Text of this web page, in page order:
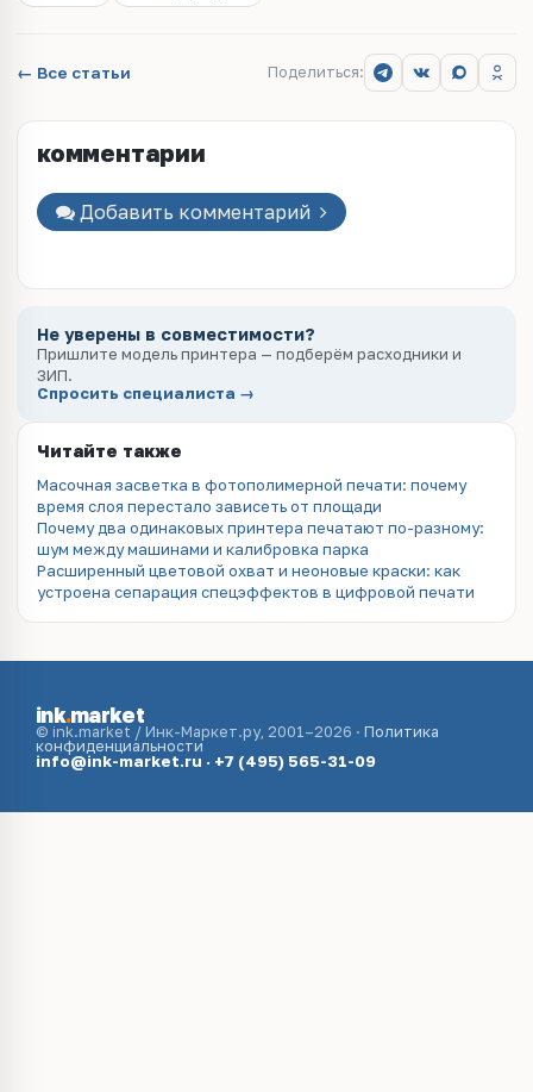
← Все статьи Поделиться:
комментарии
Добавить комментарий
Не уверены в совместимости?
Пришлите модель принтера — подберём расходники и
ЗИП.
Спросить специалиста →
Читайте также
Масочная засветка в фотополимерной печати: почему
время слоя перестало зависеть от площади
Почему два одинаковых принтера печатают по-разному:
шум между машинами и калибровка парка
Расширенный цветовой охват и неоновые краски: как
устроена сепарация спецэффектов в цифровой печати
ink.market
© ink.market / Инк-Маркет.ру, 2001–2026 · Политика
конфиденциальности
info@ink-market.ru · +7 (495) 565-31-09